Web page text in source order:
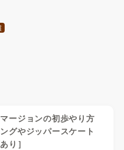
ージョンの初歩やり方
グやジッパースケート
り］